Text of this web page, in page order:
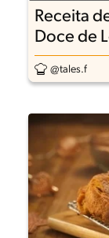
Receita
Doce de
@tales.f